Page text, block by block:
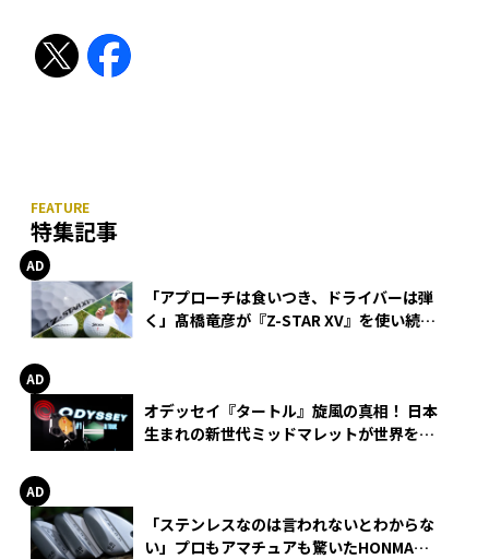
特集記事
「アプローチは食いつき、ドライバーは弾
く」髙橋竜彦が『Z-STAR XV』を使い続け
オデッセイ『タートル』旋風の真相！ 日本
生まれの新世代ミッドマレットが世界を席
「ステンレスなのは言われないとわからな
い」プロもアマチュアも驚いたHONMA